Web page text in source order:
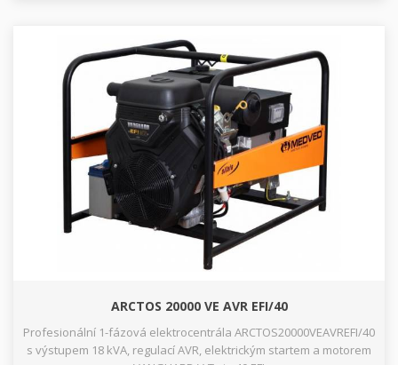
ARCTOS 20000 VE AVR EFI/40
Profesionální 1-fázová elektrocentrála ARCTOS20000VEAVREFI/40
s výstupem 18 kVA, regulací AVR, elektrickým startem a motorem